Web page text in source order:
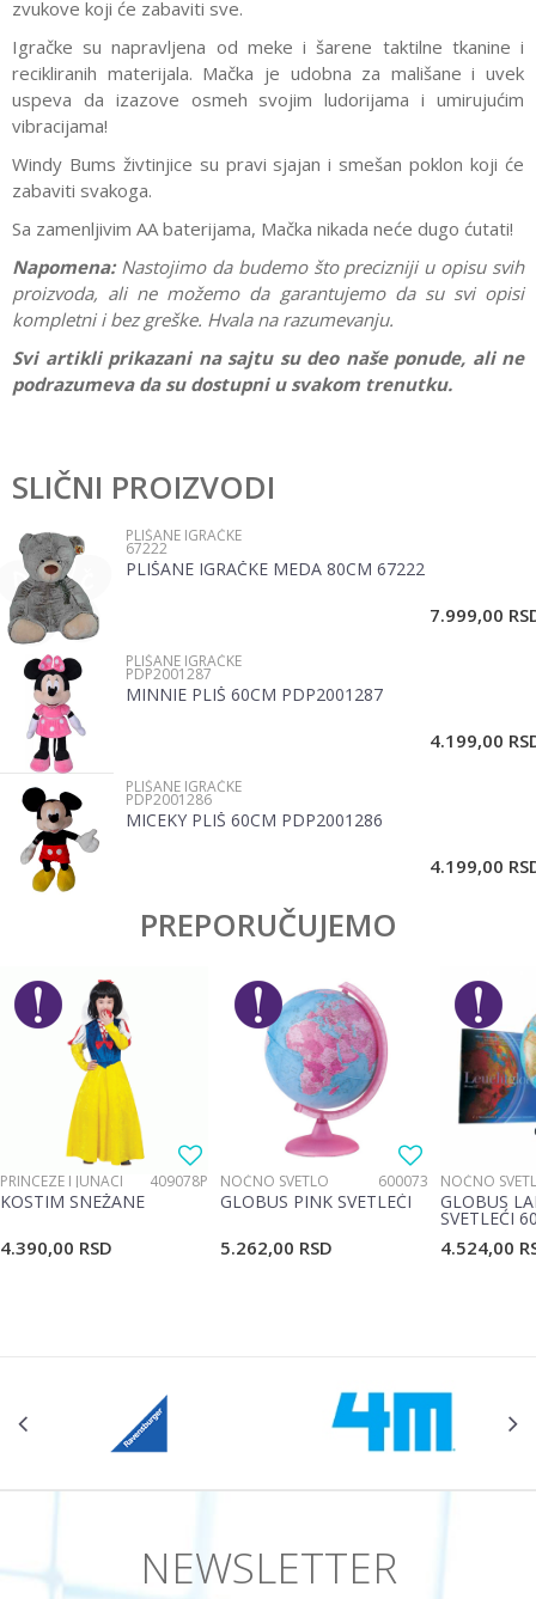
zvukove koji će zabaviti sve.
Igračke su napravljena od meke i šarene taktilne tkanine i
recikliranih materijala. Mačka je udobna za mališane i uvek
uspeva da izazove osmeh svojim ludorijama i umirujućim
vibracijama!
Windy Bums živtinjice su pravi sjajan i smešan poklon koji će
zabaviti svakoga.
Sa zamenljivim AA baterijama, Mačka nikada neće dugo ćutati!
Napomena: Nastojimo da budemo što precizniji u opisu svih
proizvoda, ali ne možemo da garantujemo da su svi opisi
kompletni i bez greške. Hvala na razumevanju.
Svi artikli prikazani na sajtu su deo naše ponude, ali ne
podrazumeva da su dostupni u svakom trenutku.
Brend
Ime/Nadimak
Email
Poruka
SLIČNI PROIZVODI
PLIŠANE IGRAČKE
67222
PLIŠANE IGRAČKE MEDA 80CM 67222
7.999,00
PLIŠANE IGRAČKE
PDP2001287
MINNIE PLIŠ 60CM PDP2001287
4.199,00
PLIŠANE IGRAČKE
PDP2001286
MICEKY PLIŠ 60CM PDP2001286
4.199,00
PREPORUČUJEMO
PRINCEZE I JUNACI 409078P
KOSTIM SNEŽANE
4.390,00 RSD
NOĆNO SVETLO 600073
GLOBUS PINK SVETLEĆI
5.262,00 RSD
NOĆNO
GLOBUS
SVETLEĆI
4.524,00
NEWSLETTER